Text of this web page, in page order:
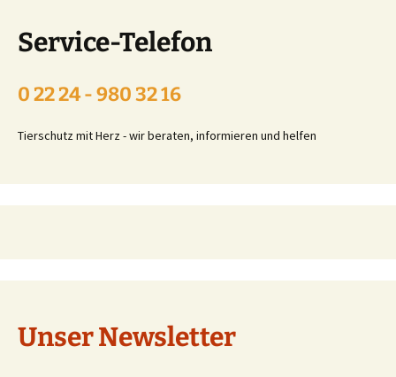
Service-Telefon
0 22 24 - 980 32 16
Tierschutz mit Herz - wir beraten, informieren und helfen
Unser Newsletter